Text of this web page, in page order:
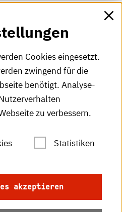
Cookies eingesetzt.
zwingend für die
benötigt. Analyse-
zu verbessern.
Statistiken
akzeptieren